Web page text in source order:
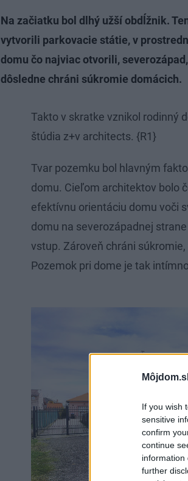
If you wish
sensitive
confirm
continue
information
further
Na začiatku bol dlhý užší obdĺžnik.
vytvorili parkovacie státie, v
domu čo najviac otvorili,
dôsledne chráni súkromie domácich.
Takto v skratke vznikol rodinný
štúdia z+v architects. {R1}
Tvar pozemku bol hlavným
domu. Cieľom architektov bolo
efektívnu orientáciu domu voči
domu na severozápadnej
vstup. Zároveň chráni
Pozemok pri dome je tak